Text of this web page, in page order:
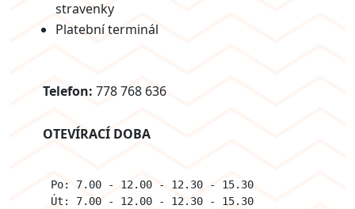
stravenky
Platební terminál
Telefon:778 768 636
OTEVÍRACÍ DOBA
Po: 7.00 - 12.00 - 12.30 - 15.30
Út: 7.00 - 12.00 - 12.30 - 15.30